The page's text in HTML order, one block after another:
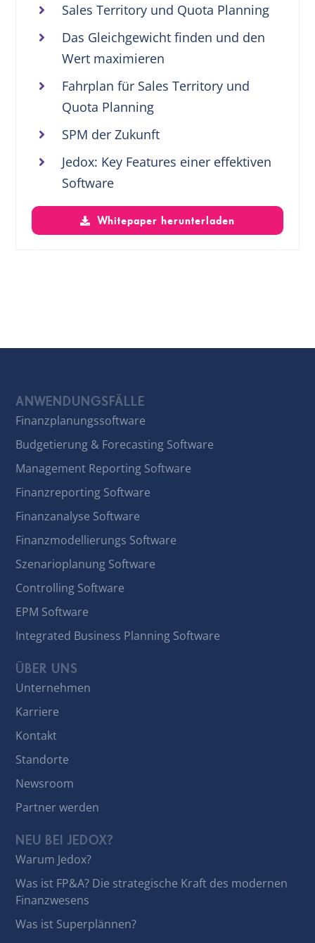
Sales Territory und Quota Planning
Das Gleichgewicht finden und den
Wert maximieren
Fahrplan für Sales Territory und
Quota Planning
SPM der Zukunft
Jedox: Key Features einer effektiven
Software
Whitepaper herunterladen
ANWENDUNGSFÄLLE
Finanzplanungssoftware
Budgetierung & Forecasting Software
Management Reporting Software
Finanzreporting Software
Finanzanalyse Software
Finanzmodellierungs Software
Szenarioplanung Software
Controlling Software
EPM Software
Integrated Business Planning Software
ÜBER UNS
Unternehmen
Karriere
Kontakt
Standorte
Newsroom
Partner werden
NEU BEI JEDOX?
Warum Jedox?
Was ist FP&A? Die strategische Kraft des modernen
Finanzwesens
Was ist Superplännen?